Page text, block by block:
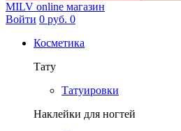
MILV online магазин
Войти 0 руб. 0
Косметика
Тату
Татуировки
Наклейки для ногтей